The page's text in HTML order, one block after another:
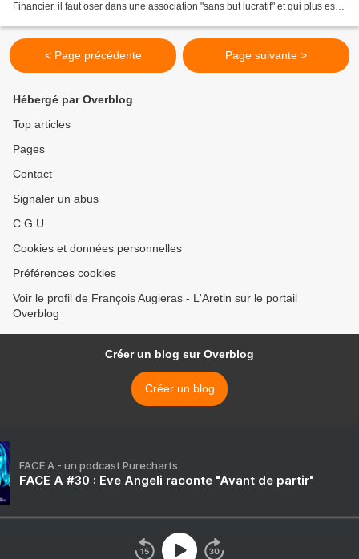
Financier, il faut oser dans une association "sans but lucratif" et qui plus est,
< Page précédente Page suivante >
Hébergé par Overblog
Top articles
Pages
Contact
Signaler un abus
C.G.U.
Cookies et données personnelles
Préférences cookies
Voir le profil de François Augieras - L'Aretin sur le portail
Overblog
Créer un blog sur Overblog
Créer un blog
FACE A - un podcast Purecharts
FACE A #30 : Eve Angeli raconte "Avant de partir"